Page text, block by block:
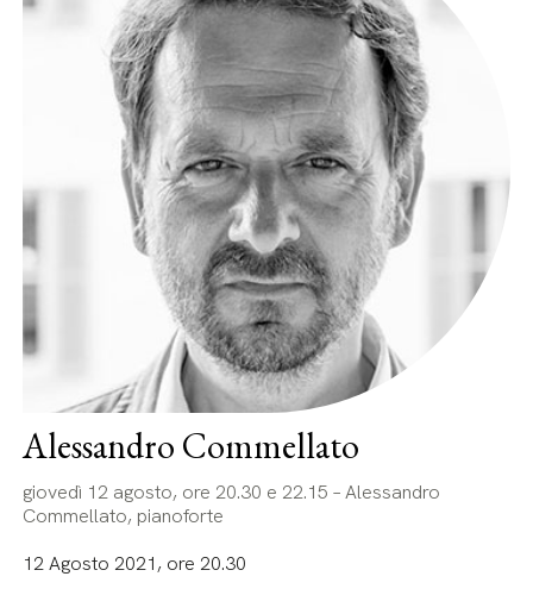
Alessandro Commellato
giovedì 12 agosto, ore 20.30 e 22.15 – Alessandro
Commellato, pianoforte
12 Agosto 2021, ore 20.30